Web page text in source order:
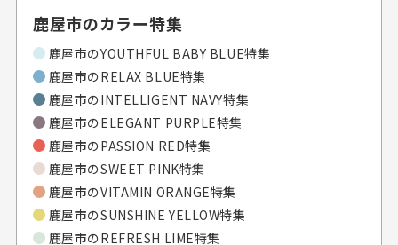
鹿屋市のカラー特集
鹿屋市のYOUTHFUL BABY BLUE特集
鹿屋市のRELAX BLUE特集
鹿屋市のINTELLIGENT NAVY特集
鹿屋市のELEGANT PURPLE特集
鹿屋市のPASSION RED特集
鹿屋市のSWEET PINK特集
鹿屋市のVITAMIN ORANGE特集
鹿屋市のSUNSHINE YELLOW特集
鹿屋市のREFRESH LIME特集